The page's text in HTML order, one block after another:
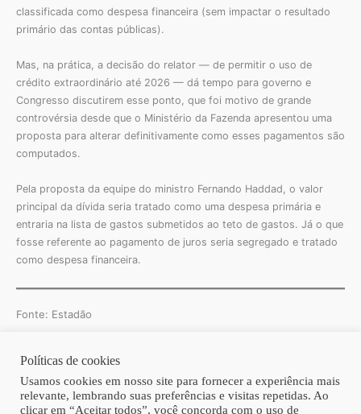
classificada como despesa financeira (sem impactar o resultado
primário das contas públicas).
Mas, na prática, a decisão do relator — de permitir o uso de
crédito extraordinário até 2026 — dá tempo para governo e
Congresso discutirem esse ponto, que foi motivo de grande
controvérsia desde que o Ministério da Fazenda apresentou uma
proposta para alterar definitivamente como esses pagamentos são
computados.
Pela proposta da equipe do ministro Fernando Haddad, o valor
principal da dívida seria tratado como uma despesa primária e
entraria na lista de gastos submetidos ao teto de gastos. Já o que
fosse referente ao pagamento de juros seria segregado e tratado
como despesa financeira.
Fonte: Estadão
Copyright © 2026 | Homero Costa Advogados
Políticas de cookies
Usamos cookies em nosso site para fornecer a experiência mais
relevante, lembrando suas preferências e visitas repetidas. Ao
clicar em “Aceitar todos”, você concorda com o uso de